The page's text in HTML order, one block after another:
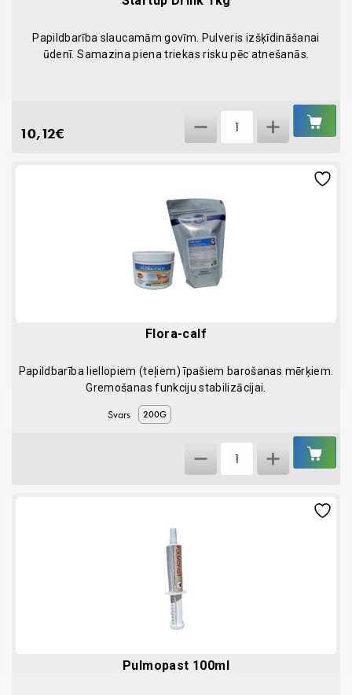
Papildbarība slaucamām govīm. Pulveris izšķīdināšanai
ūdenī. Samazina piena triekas risku pēc atnešanās.
10,12€
Drink
Flora-calf
Papildbarība liellopiem (teļiem) īpašiem barošanas mērķiem.
Gremošanas funkciju stabilizācijai.
Svars 200G
Pulmopast 100ml